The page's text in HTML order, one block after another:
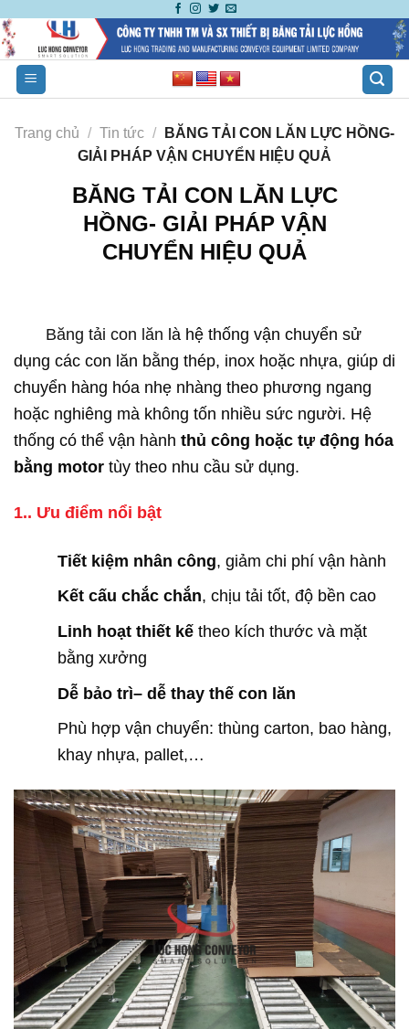
to
content
Trang chủ / Tin tức /
BĂNG TẢI CON LĂN LỰC HỒNG-
GIẢI PHÁP VẬN CHUYỂN HIỆU QUẢ
BĂNG TẢI CON LĂN LỰC
HỒNG- GIẢI PHÁP VẬN
CHUYỂN HIỆU QUẢ
Băng tải con lăn là hệ thống vận chuyển sử
dụng các con lăn bằng thép, inox hoặc nhựa, giúp di
chuyển hàng hóa nhẹ nhàng theo phương ngang
hoặc nghiêng mà không tốn nhiều sức người. Hệ
thống có thể vận hành thủ công hoặc tự động hóa
bằng motor tùy theo nhu cầu sử dụng.
1.. Ưu điểm nổi bật
Tiết kiệm nhân công, giảm chi phí vận hành
Kết cấu chắc chắn, chịu tải tốt, độ bền cao
Linh hoạt thiết kế theo kích thước và mặt
bằng xưởng
Dễ bảo trì– dễ thay thế con lăn
Phù hợp vận chuyển: thùng carton, bao hàng,
khay nhựa, pallet,…